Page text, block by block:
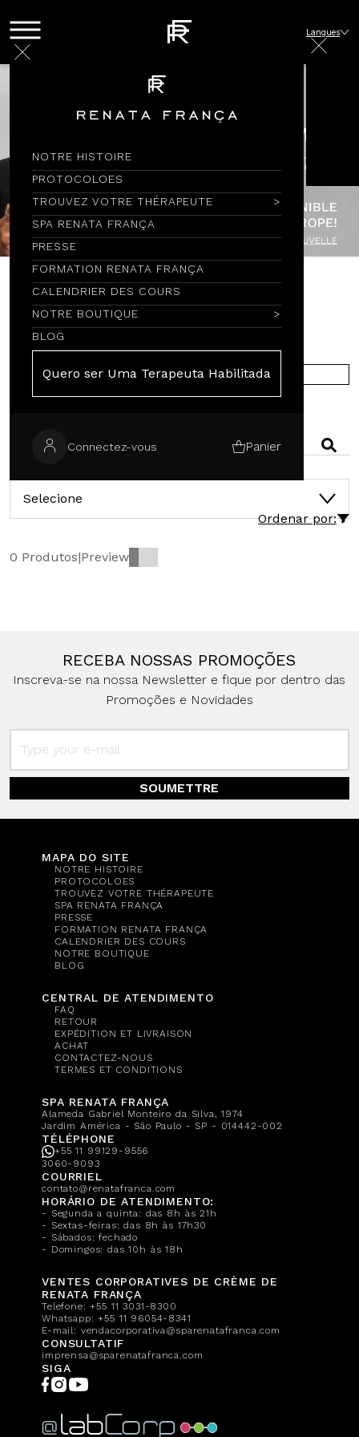
NOTRE HISTOIRE
PROTOCOLOES
TROUVEZ VOTRE THÉRAPEUTE
SPA RENATA FRANÇA
PRESSE
FORMATION RENATA FRANÇA
CALENDRIER DES COURS
NOTRE BOUTIQUE
BLOG
Quero ser Uma Terapeuta Habilitada
Connectez-vous Panier
Langues
ÓLEO ESSENCIAL
ACHAT EN EUROPE
Selecione
Ordenar por:
0 Produtos|Preview
RECEBA NOSSAS PROMOÇÕES
Inscreva-se na nossa Newsletter e fique por dentro das
Promoções e Novidades
SOUMETTRE
MAPA DO SITE
NOTRE HISTOIRE
PROTOCOLOES
TROUVEZ VOTRE THÉRAPEUTE
SPA RENATA FRANÇA
PRESSE
FORMATION RENATA FRANÇA
CALENDRIER DES COURS
NOTRE BOUTIQUE
BLOG
CENTRAL DE ATENDIMENTO
FAQ
RETOUR
EXPÉDITION ET LIVRAISON
ACHAT
CONTACTEZ-NOUS
TERMES ET CONDITIONS
SPA RENATA FRANÇA
Alameda Gabriel Monteiro da Silva, 1974
Jardim América - São Paulo - SP - 014442-002
TÉLÉPHONE
+55 11 99129-9556
3060-9093
COURRIEL
contato@renatafranca.com
HORÁRIO DE ATENDIMENTO:
- Segunda a quinta: das 8h às 21h
- Sextas-feiras: das 8h às 17h30
- Sábados: fechado
- Domingos: das 10h às 18h
VENTES CORPORATIVES DE CRÈME DE
RENATA FRANÇA
Telefone:+55 11 3031-8300
Whatsapp:+55 11 96054-8341
E-mail: vendacorporativa@sparenatafranca.com
CONSULTATIF
imprensa@sparenatafranca.com
SIGA